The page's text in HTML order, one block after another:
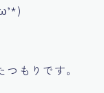
もりです。